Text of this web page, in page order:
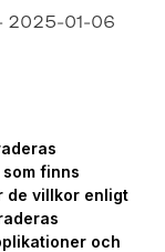
2025-01-06
finns
de villkor enligt
och